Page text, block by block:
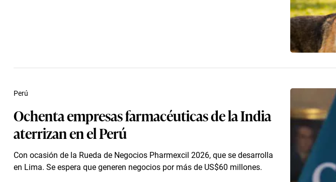
Ochenta empresas farmacéuticas de la India
aterrizan en el Perú
Con ocasión de la Rueda de Negocios Pharmexcil 2026, que se desarrolla
en Lima. Se espera que generen negocios por más de US$60 millones.
Perú